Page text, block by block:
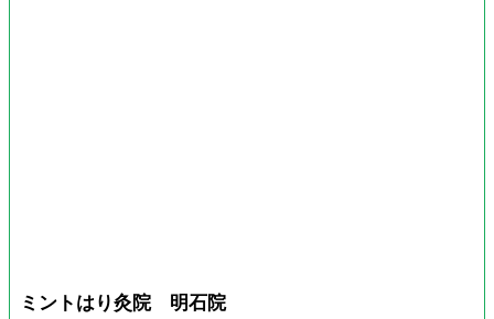
ミントはり灸院 明石院